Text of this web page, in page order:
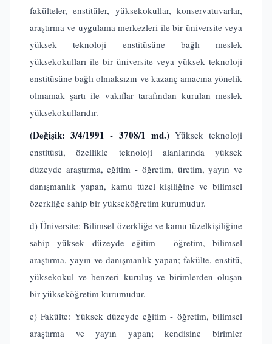
fakülteler, enstitüler, yüksekokullar, konservatuvarlar,
araştırma ve uygulama merkezleri ile bir üniversite veya
yüksek teknoloji enstitüsüne bağlı meslek
yüksekokulları ile bir üniversite veya yüksek teknoloji
enstitüsüne bağlı olmaksızın ve kazanç amacına yönelik
olmamak şartı ile vakıflar tarafından kurulan meslek
yüksekokullarıdır.
(Değişik: 3/4/1991 - 3708/1 md.) Yüksek teknoloji
enstitüsü, özellikle teknoloji alanlarında yüksek
düzeyde araştırma, eğitim - öğretim, üretim, yayın ve
danışmanlık yapan, kamu tüzel kişiliğine ve bilimsel
özerkliğe sahip bir yükseköğretim kurumudur.
d) Üniversite: Bilimsel özerkliğe ve kamu tüzelkişiliğine
sahip yüksek düzeyde eğitim - öğretim, bilimsel
araştırma, yayın ve danışmanlık yapan; fakülte, enstitü,
yüksekokul ve benzeri kuruluş ve birimlerden oluşan
bir yükseköğretim kurumudur.
e) Fakülte: Yüksek düzeyde eğitim - öğretim, bilimsel
araştırma ve yayın yapan; kendisine birimler